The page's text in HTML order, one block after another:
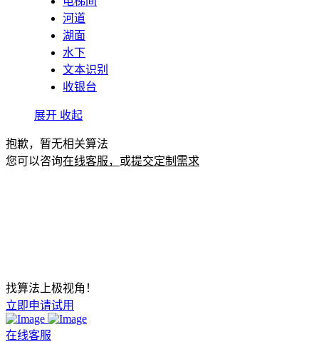
河道
湖面
水下
文本识别
收银台
展开 收起
抱歉，暂无相关算法
您可以咨询在线客服， 或提交定制需求
找算法上极视角！
立即申请试用
在线客服